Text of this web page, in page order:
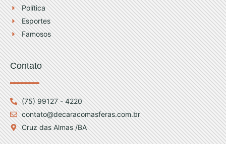
Política
Esportes
Famosos
Contato
(75) 99127 - 4220
contato@decaracomasferas.com.br
Cruz das Almas /BA